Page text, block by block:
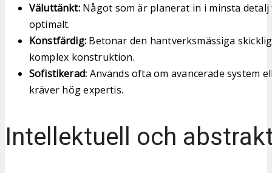
Väluttänkt:Något som är planerat in i minsta
optimalt.
Konstfärdig:Betonar den hantverksmässiga
komplex konstruktion.
Sofistikerad: Används ofta om avancerade system
kräver hög expertis.
Intellektuell och